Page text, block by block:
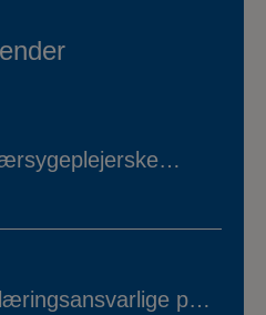
hos Vestermose
på